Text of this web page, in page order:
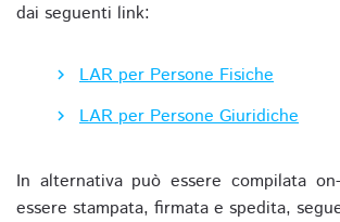
dai seguenti link:
LAR per Persone Fisiche
LAR per Persone Giuridiche
In alternativa può essere compilata
essere stampata, firmata e spedita,